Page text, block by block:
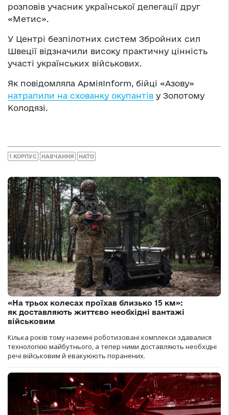
розповів учасник української делегації друг
«Метис».
У Центрі безпілотних систем Збройних сил
Швеції відзначили високу практичну цінність
участі українських військових.
Як повідомляла АрміяInform, бійці «Азову»
натрапили на схованку окупантів у Золотому
Колодязі.
1 КОРПУС НАВЧАННЯ НАТО
«На трьох колесах проїхав близько 15 км»:
як доставляють життєво необхідні вантажі
військовим
Кілька років тому наземні роботизовані комплекси здавалися
технологією майбутнього, а тепер ними доставляють необхідні
речі військовим й евакуюють поранених.